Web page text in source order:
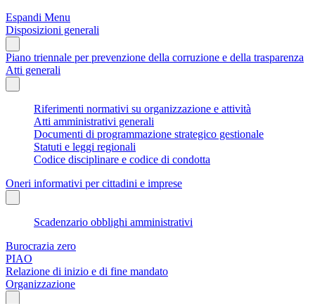
Espandi Menu
Disposizioni generali
Piano triennale per prevenzione della corruzione e della trasparenza
Atti generali
Riferimenti normativi su organizzazione e attività
Atti amministrativi generali
Documenti di programmazione strategico gestionale
Statuti e leggi regionali
Codice disciplinare e codice di condotta
Oneri informativi per cittadini e imprese
Scadenzario obblighi amministrativi
Burocrazia zero
PIAO
Relazione di inizio e di fine mandato
Organizzazione